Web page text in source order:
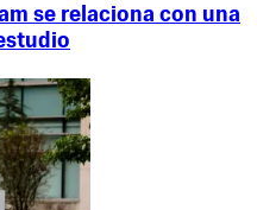
se relaciona con una